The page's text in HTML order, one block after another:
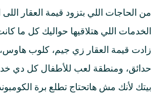
من الحاجات اللي بتزود قيمة العقار
الخدمات اللي هتلاقيها حواليك كل ما
زادت قيمة العقار زي جيم، كلوب
حدائق، ومنطقة لعب للأطفال كل دي
بيتك لأنك مش هاتحتاج تطلع برة